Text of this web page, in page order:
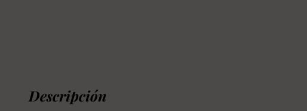
Descripción